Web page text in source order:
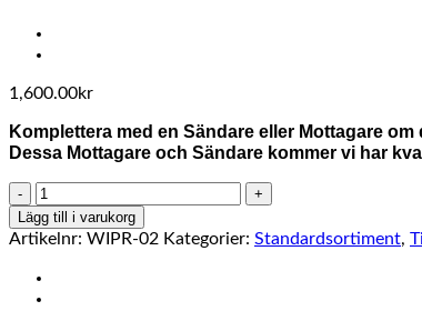
1,600.00kr
Komplettera med en Sändare eller Mottagare om
Dessa Mottagare och Sändare kommer vi har
WIPR-
02,
Digitalt
mottagare
mängd
Lägg till i varukorg
Artikelnr: WIPR-02 Kategorier: Standardsortiment,